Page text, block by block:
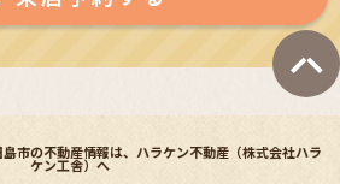
市の不動産情報は、ハラケン不動産（株式会社ハラ
ケン工舎）へ